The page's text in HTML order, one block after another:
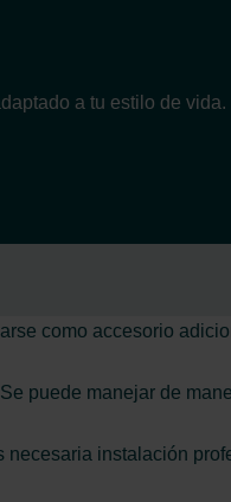
a tu estilo de vida.
como accesorio
puede manejar de
necesaria instalación